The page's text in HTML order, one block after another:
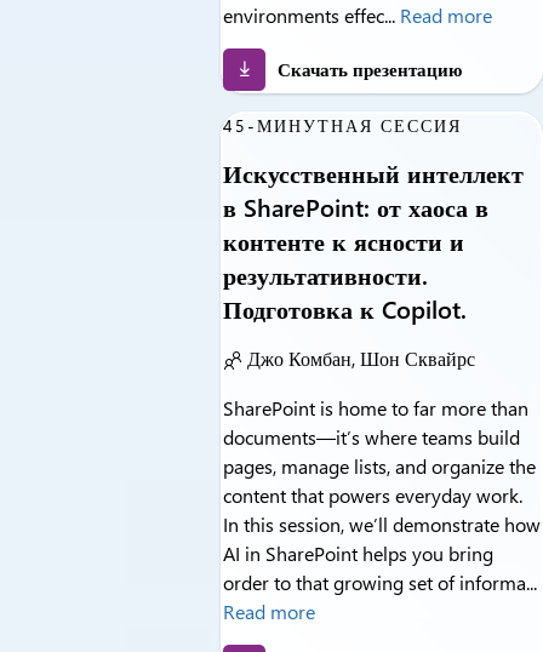
environments effec... Read more
Скачать презентацию
45-МИНУТНАЯ СЕССИЯ
Искусственный интеллект
в SharePoint: от хаоса в
контенте к ясности и
результативности.
Подготовка к Copilot.
Джо Комбан, Шон Сквайрс
SharePoint is home to far more than
documents—it’s where teams build
pages, manage lists, and organize the
content that powers everyday work.
In this session, we’ll demonstrate how
AI in SharePoint helps you bring
order to that growing set of informa...
Read more